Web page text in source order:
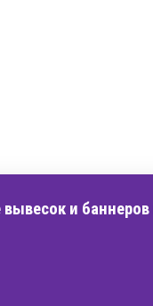
вывесок и